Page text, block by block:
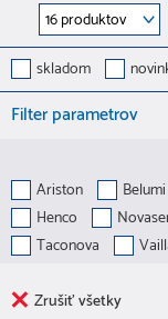
skladom
Filter parametrov
Ariston Belumi
Henco
Taconova
Zrušiť všetky